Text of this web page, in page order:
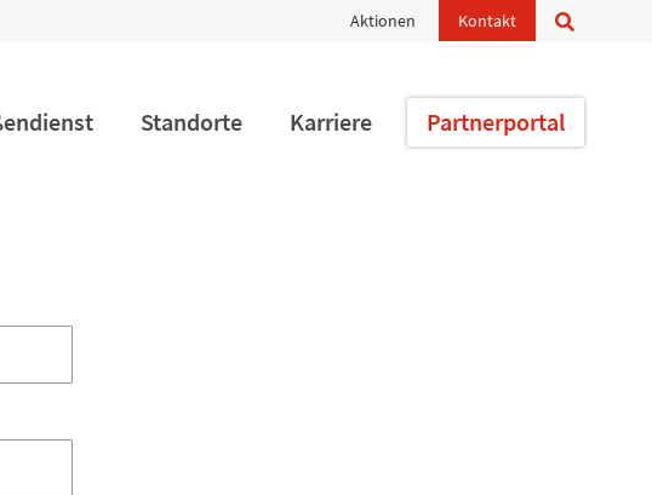
überspringen
Aktionen Kontakt
Standorte Karriere Partnerportal